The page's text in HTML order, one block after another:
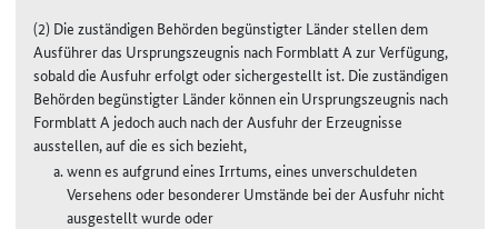
(2) Die zuständigen Behörden begünstigter Länder stellen dem
Ausführer das Ursprungszeugnis nach Formblatt A zur Verfügung,
sobald die Ausfuhr erfolgt oder sichergestellt ist. Die zuständigen
Behörden begünstigter Länder können ein Ursprungszeugnis nach
Formblatt A jedoch auch nach der Ausfuhr der Erzeugnisse
ausstellen, auf die es sich bezieht,
wenn es aufgrund eines Irrtums, eines unverschuldeten
Versehens oder besonderer Umstände bei der Ausfuhr nicht
ausgestellt wurde oder